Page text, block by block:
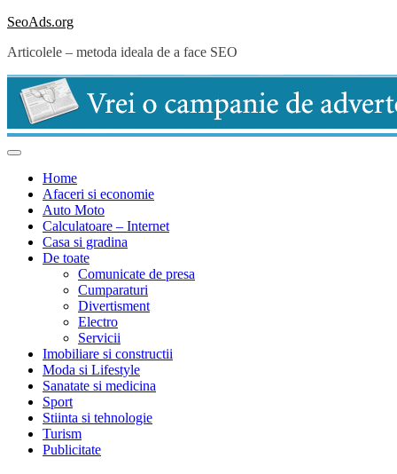
Skip
content
SeoAds.org
Articolele – metoda ideala de a face SEO
Home
Afaceri si economie
Auto Moto
Calculatoare – Internet
Casa si gradina
De toate
Comunicate de presa
Cumparaturi
Divertisment
Electro
Servicii
Imobiliare si constructii
Moda si Lifestyle
Sanatate si medicina
Sport
Stiinta si tehnologie
Turism
Publicitate